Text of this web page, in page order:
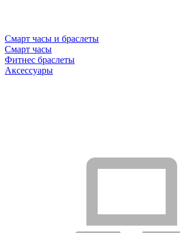
Смарт часы и браслеты
Смарт часы
Фитнес браслеты
Аксессуары